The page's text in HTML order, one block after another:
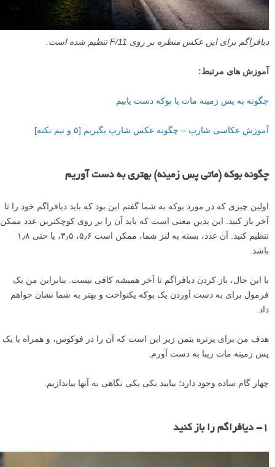
دیافراگم برای این عکس منظره بر روی F/11 تنظیم شده است.
آموزش های مرتبط:
چگونه به پس زمینه مات یا بوکه دست یابیم
آموزش عکاسی شارپ – چگونه عکس شارپ بگیریم [۵ و نیم نکته]
چگونه بوکه (ماتی پس زمینه) بهتری به دست آوریم
اولین چیزی که در مورد بوکه به شما گفتم این بود که باید دیافراگم خود را تا
آخر باز کنید. این بدین معنی است که باید آن را بر روی کوچکترین عدد ممکن
تنظیم کنید. آن عدد، بسته به لنز شما، ممکن است ۵٫۶، ۳٫۵، یا حتی ۱٫۸
باشد.
با این حال، باز کردن دیافراگم تا آخر همیشه کافی نیست. بنابراین من یک
فرمول برای به دست آوردن یک بوکه یکنواخت و بهتر به شما نشان خواهم
داد.
هدف من برای پرتره بتمن زیر این است که آن را در فوکوس، و همراه با یک
پس زمینه مات زیبا به دست آورم.
چهار گام ساده وجود دارد؛ بیایید یکی یکی نگاهی به آنها بیاندازیم.
۱- دیافراگم را باز کنید